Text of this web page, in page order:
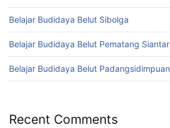
Belajar Budidaya Belut Sibolga
Belajar Budidaya Belut Pematang Siantar
Belajar Budidaya Belut Padangsidimpuan
Recent Comments